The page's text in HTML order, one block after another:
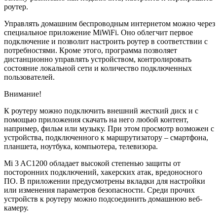
роутер.
Управлять домашним беспроводным интернетом можно через
специальное приложение MiWiFi. Оно облегчит первое
подключение и позволит настроить роутер в соответствии с
потребностями. Кроме этого, программа позволяет
дистанционно управлять устройством, контролировать
состояние локальной сети и количество подключенных
пользователей.
Внимание!
К роутеру можно подключить внешний жесткий диск и с
помощью приложения скачать на него любой контент,
например, фильм или музыку. При этом просмотр возможен с
устройства, подключенного к маршрутизатору – смартфона,
планшета, ноутбука, компьютера, телевизора.
Mi 3 AC1200 обладает высокой степенью защиты от
посторонних подключений, хакерских атак, вредоносного
ПО. В приложении предусмотрены вкладки для настройки
или изменения параметров безопасности. Среди прочих
устройств к роутеру можно подсоединить домашнюю веб-
камеру.